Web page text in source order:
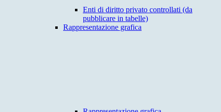
Enti di diritto privato controllati (da
pubblicare in tabelle)
Rappresentazione grafica